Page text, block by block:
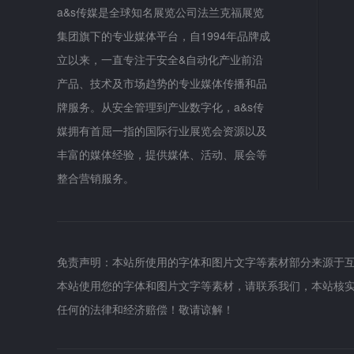
a&s传媒是全球知名展览公司法兰克福展览
集团旗下的专业媒体平台，自1994年品牌成
立以来，一直专注于安全&自动化产业前沿
产品、技术及市场趋势的专业媒体传播和品
牌服务。从安全管理到产业数字化，a&s传
媒拥有首屈一指的国际行业展览会资源以及
丰富的媒体经验，提供媒体、活动、展会等
整合营销服务。
免责声明：本站所使用的字体和图片文字等素材部分来源
本站使用您的字体和图片文字等素材，请联系我们，本站
任何的法律和经济赔偿！敬请谅解！